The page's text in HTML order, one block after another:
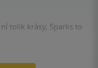
tolik krásy, Sparks to